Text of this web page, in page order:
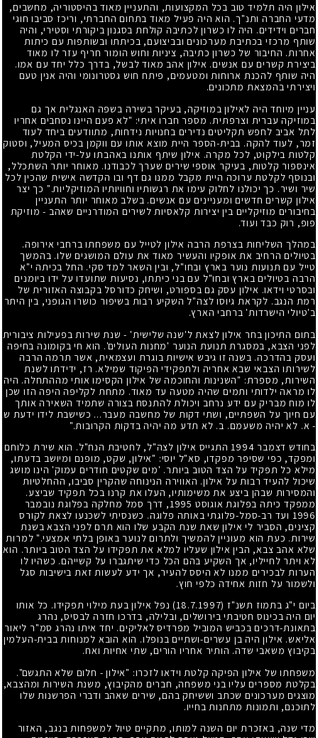
אילון היה תלמיד טוב בכל המקצועות, והתעניין מאוד בהיסטוריה, מחשבים,
מדעי החברה ותנ"ך. הוא היה פעיל מאוד בתחום החברתי, וריכז סביבו חוגי
חברים וידידים. היה לו כשרון לכתיבה קולחת בסגנון ביקורתי וסטירי, והיה
שותף מרכזי בכתיבת מערכונים ובביצועם, בכיתתו ובשותפות עם כיתות
אחרות. החיבור של כשרון כתיבה, ציניות וחוש הומור חריף עזר לו מאוד
ביצירת קשרים עם אנשים. אילון אהב מאוד לבשל, בדרך כלל יחד עם אמו.
היה שותף להכנת ארוחות ומטעמים, פיתח חוש גסטרונומי והיה אנין טעם
ויצירתי בהמצאת מתכונים.
עניין מיוחד היה לאילון במוזיקה, בעיקר בשירה בשפה האנגלית אך גם
במוזיקה עברית וצרפתית. מספר חברו איתי: "לא פעם היינו נסחבים אחריו
לתל אביב לחפש תקליטים נדירים בחנויות נידחות, מתוודעים ביחד לעוד
זמר, לעוד להקה. בבית-הספר היית מוצא אותו עם ווקמן בכיס המעיל, וסטוק
קלטות בילקוט, לכל מקרה. אילון שיתף אותנו באהבתו על-ידי הקלטת
אינספור קלטות, בעיקר אוספי שירים שערך לכבודנו. מאוחר יותר השתכלל,
ובנוסף לקלטת ערוכה היית מקבל ממנו גם דף ובו הקדשה אישית שהכין לכל
שיר ושיר. כך יכולנו לחלוק עימו את רגשותיו וחוויותיו המוזיקליות." כך יצר
אילון קשרים חדשים ומעניינים עם אנשים. בשלב מאוחר יותר התעניין
בחיבורים מוזיקליים בין יצירות קלאסיות לשירים המודרניים שאהב - מוזיקת
פופ, רוק כבד ועוד.
במהלך השליחות בצרפת הרבה אילון לטייל עם משפחתו ברחבי אירופה.
בטיולים הרחיב את אופקיו והעשיר מאוד את עולם המושגים שלו. בהמשך
טייל עם תנועות נוער בארץ ובחו"ל, ובין השאר למד סקי. החל בכיתה י"א
הרבה בטיולים בארץ ובחו"ל עם בני כיתתו, נסיעות שתועדו על ידו ביומנים
ובסרטי וידאו. אילון עסק גם בספורט, ושיחק כדורסל בקבוצה האזורית של
רמת הנגב. לקראת גיוסו לצה"ל השקיע רבות בשיפור כושרו הגופני, בין היתר
ב'טיולי הישרדות' ברחבי הארץ.
בתום התיכון בחר אילון לצאת ל'שנה שלישית' - שנת שירות בפעילות ציבורית
לפני הצבא, במסגרת תנועת הנוער 'מחנות העולים'. הוא חי בקומונה בחיפה
ועסק בהדרכה. בשנה זו גיבש אישיות בוגרת ועצמאית, אשר תרמה הרבה
לשירותו הצבאי שבא אחריה ולתפקידי הפיקוד שמילא. רז, ידידתו לשנת
השירות, מספרת: "השנינות והחוכמה של אילון הקסימו אותי מההתחלה. היה
לו מראה ילדותי ותמים שהיה מטעה עד מאוד. מתחת לקליפה היפה הזו שכן
לו מוח מבריק עם ידע נרחב ויכולת להתנסח בצורה שתמיד השאירה אותך
עם חיוך על השפתיים, ושתי דקות של מחשבה מעבר... כשישבת לידו ידעת ש
- א. לא יהיה משעמם. ב. לא תדע מה יהיה בדקות הקרובות."
בחודש דצמבר 1994התגייס אילון לצה"ל, לחטיבת הנח"ל. הוא שירת כלוחם
ומפקד, כפי שסיפר מפקדו, סא"ל יוסי: "אילון, שקט, מופנם ומיושב בדעתו,
מילא כל תפקיד על הצד הטוב ביותר. 'מים שקטים חודרים עמוק' הינו מושג
שיכול להעיד רבות על אילון. האווירה הנינוחה שהקרין סביבו, ההחלטיות
והמסירות שבהן ביצע את משימותיו, העלו את קרנו בכל תפקיד שביצע.
ממפקד כיתה בפלוגת אוגוסט 1995, דרך סמל מחלקה בפלוגת נובמבר
1996 ועד רב-סמל-פלוגתי באותה פלוגה. כשנסיתי לשכנעו לצאת לקורס
קצינים, הסביר לי אילון שאת שנת הקבע שלו הוא תרם לפני הצבא בשנת
שירות. כעת הוא מעוניין להמשיך ולתרום לנוער באופן בלתי אמצעי." למרות
שלא אהב צבא, הבין אילון שעליו למלא את תפקידו על הצד הטוב ביותר. הוא
לא ויתר לחייליו, אך השקיע בהם הכל כדי שיתגברו על קשייהם. כשהיו לו
הערות לבכירים ממנו לא היסס להעיר, אך ידע לעשות זאת בישיבות סגל
ולשמור על חזות אחידה כלפי חוץ.
ביום י"ג בתמוז תשנ"ז (18.7.1997)
נפל אילון בעת מילוי תפקידו. כל אותו
יום היה בכינוס חטיבתי בירושלים, ובלילה, בדרכו חזרה לבסיס, נהרג
בתאונת-דרכים בכביש המוביל מפרדיס לאליקים. יחד איתו נהרג סמ"ר ליאור
אליאש. אילון היה בן עשרים-ושתיים בנופלו. הוא הובא למנוחות בבית-העלמין
בקיבוץ משאבי שדה. הותיר אחריו הורים, שתי אחיות ואח.
משפחתו של אילון הפיקה קלטת וידאו לזכרו: "אילון - חלום שלא התגשם".
בקלטת מספרים עליו בני משפחה, חברים מהקיבוץ, משנת השירות ומהצבא,
מוצגים מערכונים שכתב וששיחק בהם, שירים שאהב ודברי הפרשנות שלו
לתוכנם, ותמונות מתחנות בחייו.
מדי שנה, באזכרת יום השנה למותו, מתקיים טיול למשפחות בנגב, האזור